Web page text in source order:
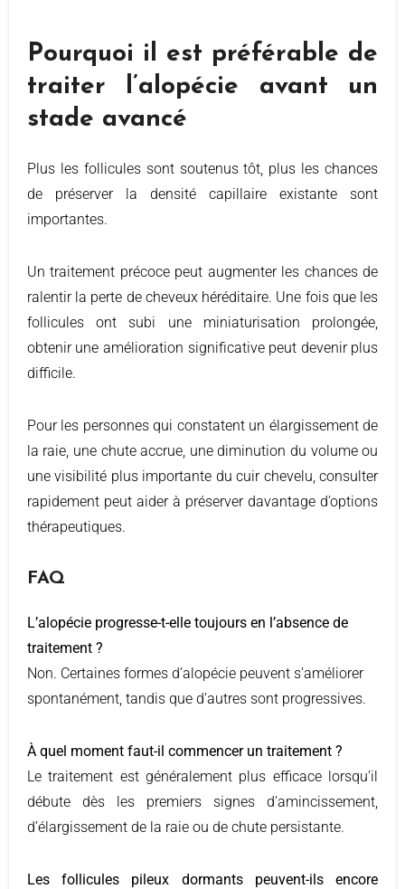
Pourquoi il est préférable de
traiter l’alopécie avant un
stade avancé
Plus les follicules sont soutenus tôt, plus les chances
de préserver la densité capillaire existante sont
importantes.
Un traitement précoce peut augmenter les chances de
ralentir la perte de cheveux héréditaire. Une fois que les
follicules ont subi une miniaturisation prolongée,
obtenir une amélioration significative peut devenir plus
difficile.
Pour les personnes qui constatent un élargissement de
la raie, une chute accrue, une diminution du volume ou
une visibilité plus importante du cuir chevelu, consulter
rapidement peut aider à préserver davantage d’options
thérapeutiques.
FAQ
L’alopécie progresse-t-elle toujours en l’absence de
traitement ?
Non. Certaines formes d’alopécie peuvent s’améliorer
spontanément, tandis que d’autres sont progressives.
À quel moment faut-il commencer un traitement ?
Le traitement est généralement plus efficace lorsqu’il
débute dès les premiers signes d’amincissement,
d’élargissement de la raie ou de chute persistante.
Les follicules pileux dormants peuvent-ils encore